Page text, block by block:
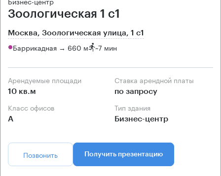
Зоологическая 1 с1
Москва, Зоологическая улица, 1 с1
Баррикадная → 660 м ~7 мин
Арендуемые площади
10 кв.м
Ставка арендной платы
по запросу
Класс офисов
А
Тип здания
Бизнес-центр
Позвонить Получить презентацию